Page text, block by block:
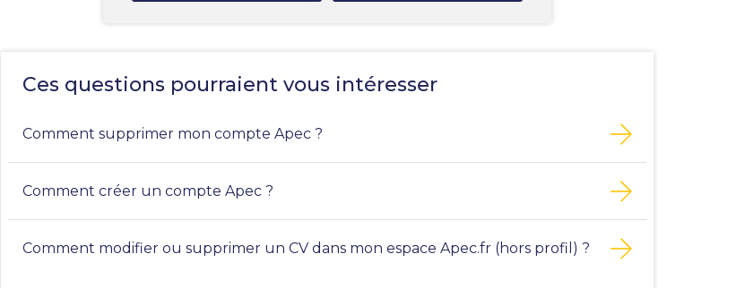
Ces questions pourraient vous intéresser
Comment supprimer mon compte Apec ?
Comment créer un compte Apec ?
Comment modifier ou supprimer un CV dans mon espace Apec.fr (hors profil) ?